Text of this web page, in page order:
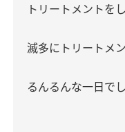
トリートメントを
滅多にトリートメ
るんるんな一日で